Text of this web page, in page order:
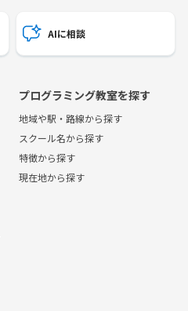
AIに相談
プログラミング教室を探す
地域や駅・路線から探す
スクール名から探す
特徴から探す
現在地から探す